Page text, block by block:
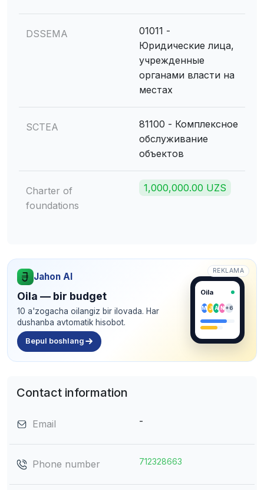
DSSEMA
01011 -
Юридические лица,
учрежденные
органами власти на
местах
SCTEA
81100 - Комплексное
обслуживание
объектов
Charter of
foundations
1,000,000.00 UZS
REKLAMA
Jahon AI
Oila — bir budget
10 a'zogacha oilangiz bir ilovada. Har
dushanba avtomatik hisobot.
Bepul boshlang
Oila
M J A N+6
Contact information
Email -
Phone number 712328663